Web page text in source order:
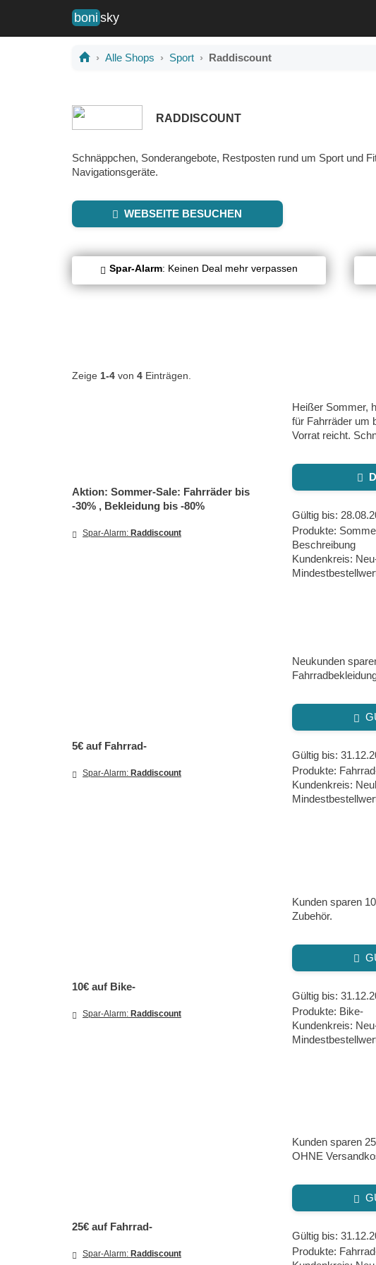
boni sky
Alle Shops Sport Raddiscount
RADDISCOUNT
Schnäppchen, Sonderangebote, Restposten rund um Sport und
Navigationsgeräte.
WEBSEITE BESUCHEN
Spar-Alarm: Keinen Deal mehr verpassen
Zeige 1-4 von 4 Einträgen.
Aktion: Sommer-Sale: Fahrräder bis
-30% , Bekleidung bis -80%
Spar-Alarm: Raddiscount
Heißer Sommer,
für Fahrräder um
Vorrat reicht.
Gültig bis:
Produkte:
Beschreibung
Kundenkreis:
5€ auf Fahrrad-
Spar-Alarm: Raddiscount
Neukunden
Gültig bis:
Produkte:
Kundenkreis:
10€ auf Bike-
Spar-Alarm: Raddiscount
Kunden sparen
Zubehör.
Gültig bis:
Produkte: Bike-
Kundenkreis:
25€ auf Fahrrad-
Spar-Alarm: Raddiscount
Kunden sparen
OHNE
Gültig bis:
Produkte: